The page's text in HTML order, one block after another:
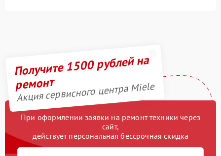
Получите 1500 рублей на
ремонт
Акция сервисного центра Miele
При оформлении заявки на ремонт техники через
сайт,
действует персональная бессрочная скидка